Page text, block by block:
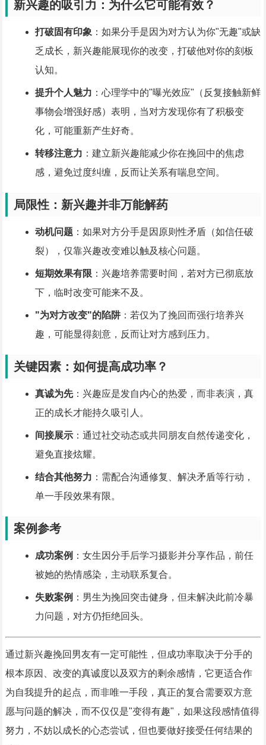
新兴趣的吸引力：为什么它可能有效？
打破固有印象：如果分手是因为对方认为你"无趣"或缺
乏成长，新兴趣能展现你的改变，打破他对你的刻板
认知。
提升个人魅力 ：心理学中的"曝光效应"（反复接触新鲜
事物会增强好感）表明，当对方发现你有了积极变
化，可能重新产生好奇。
转移注意力 ：建立新兴趣能减少你在挽回中的焦虑
感，避免过度纠缠，反而让关系有喘息空间。
局限性：新兴趣并非万能解药
动机问题：如果对方分手是因原则性矛盾（如信任破
裂），仅靠兴趣改变难以触及核心问题。
短期效果有限：兴趣培养需要时间，若对方已彻底放
下，临时改变可能来不及。
"为对方改变"的陷阱：若仅为了挽回而强行培养兴
趣，可能显得刻意，反而让对方感到压力。
关键因素：如何提高成功率？
真诚为先：兴趣应是发自内心的热爱，而非表演，真
正的成长才能持久吸引人。
间接展示：通过社交动态或共同朋友自然传递变化，
避免直接炫耀。
结合其他努力 ：需配合沟通修复、解决矛盾等行动，
单一手段效果有限。
案例参考
成功案例 ：女生因分手后学习摄影并分享作品，前任
被她的热情感染，主动联系复合。
失败案例 ：男生为挽回突击健身，但未解决此前冷暴
力问题，对方仍拒绝回头。
通过新兴趣挽回男友有一定可能性，但成功率取决于分手的
根本原因、改变的真诚度以及双方的剩余感情，它更适合作
为自我提升的起点，而非唯一手段，真正的复合需要双方意
愿与问题的解决，而不仅仅是"变得有趣"，如果这段感情值得
努力，不妨以成长的心态尝试，但也要做好接受任何结果的